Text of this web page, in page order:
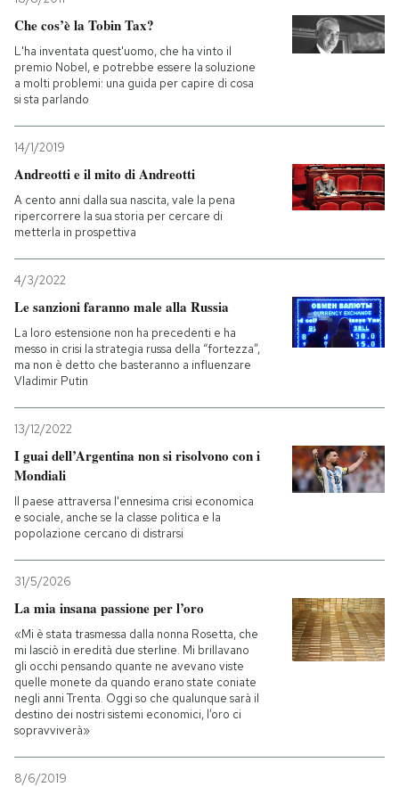
Che cos’è la Tobin Tax?
L'ha inventata quest'uomo, che ha vinto il
premio Nobel, e potrebbe essere la soluzione
a molti problemi: una guida per capire di cosa
si sta parlando
14/1/2019
Andreotti e il mito di Andreotti
A cento anni dalla sua nascita, vale la pena
ripercorrere la sua storia per cercare di
metterla in prospettiva
4/3/2022
Le sanzioni faranno male alla Russia
La loro estensione non ha precedenti e ha
messo in crisi la strategia russa della “fortezza”,
ma non è detto che basteranno a influenzare
Vladimir Putin
13/12/2022
I guai dell’Argentina non si risolvono con i
Mondiali
Il paese attraversa l'ennesima crisi economica
e sociale, anche se la classe politica e la
popolazione cercano di distrarsi
31/5/2026
La mia insana passione per l’oro
«Mi è stata trasmessa dalla nonna Rosetta, che
mi lasciò in eredità due sterline. Mi brillavano
gli occhi pensando quante ne avevano viste
quelle monete da quando erano state coniate
negli anni Trenta. Oggi so che qualunque sarà il
destino dei nostri sistemi economici, l’oro ci
sopravviverà»
8/6/2019